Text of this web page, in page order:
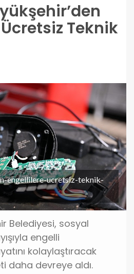
Teknik
engellilere-ucretsiz-teknik-
Belediyesi, sosyal
engelli
kolaylaştıracak
daha devreye aldı.